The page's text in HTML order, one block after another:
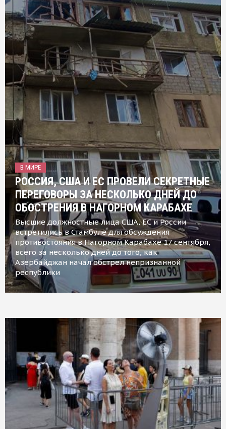
В МИРЕ
РОССИЯ, США И ЕС ПРОВЕЛИ СЕКРЕТНЫЕ
ПЕРЕГОВОРЫ ЗА НЕСКОЛЬКО ДНЕЙ ДО
ОБОСТРЕНИЯ В НАГОРНОМ КАРАБАХЕ
Высшие должностные лица США, ЕС и России
встретились в Стамбуле для обсуждения
противостояния в Нагорном Карабахе 17 сентября,
всего за несколько дней до того, как
Азербайджан начал обстрел непризнанной
республики